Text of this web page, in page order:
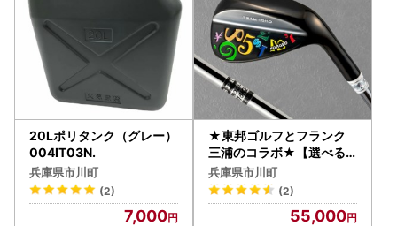
20Lポリタンク（グレー）
004IT03N.
兵庫県市川町
(2)
7,000
★東邦ゴルフとフランク
三浦のコラボ★【選べる
ロフト角】TEAMTOHO×
F.miuraコラボ「匠」ロイ
ヤルウェッジ（カラフル）
兵庫県市川町
(2)
55,000